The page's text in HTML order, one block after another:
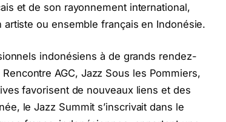
et de son rayonnement international,
artiste ou ensemble français en Indonésie.
indonésiens à de grands rendez-
AGC, Jazz Sous les Pommiers,
favorisent de nouveaux liens et des
le Jazz Summit s’inscrivait dans le